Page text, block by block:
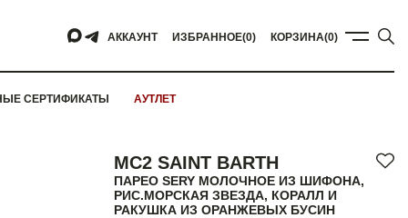
АККАУНТ ИЗБРАННОЕ(0) КОРЗИНА(0)
СЕРТИФИКАТЫ АУТЛЕТ
MC2 SAINT BARTH
ПАРЕО SERY МОЛОЧНОЕ ИЗ ШИФОНА,
РИС.МОРСКАЯ ЗВЕЗДА, КОРАЛЛ И
РАКУШКА ИЗ ОРАНЖЕВЫХ БУСИН